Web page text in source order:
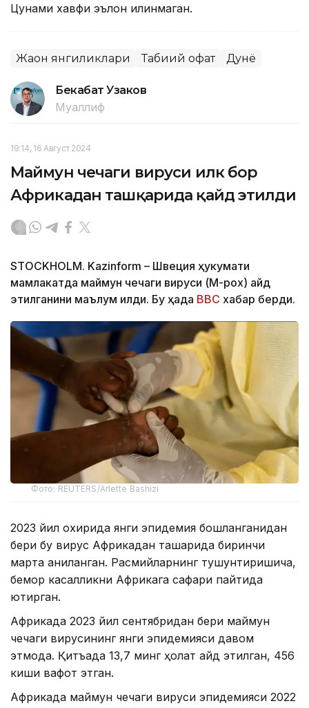
Цунами хавфи эълон қилинмаган.
Жаҳон янгиликлари Табиий офат Дунё
Бекабат Узаков
Муаллиф
19:14, 16 Август 2024
Маймун чечаги вируси илк бор
Африкадан ташқарида қайд этилди
STOCKHOLM. Kazinform – Швеция ҳукумати
мамлакатда маймун чечаги вируси (M-pox) қайд
этилганини маълум қилди. Бу ҳақда BBC хабар берди.
Фото: REUTERS/Arlette Bashizi
2023 йил охирида янги эпидемия бошланганидан
бери бу вирус Африкадан ташқарида биринчи
марта аниқланган. Расмийларнинг тушунтиришича,
бемор касалликни Африкага сафари пайтида
юқтирган.
Африкада 2023 йил сентябридан бери маймун
чечаги вирусининг янги эпидемияси давом
этмоқда. Қитъада 13,7 минг ҳолат қайд этилган, 456
киши вафот этган.
Африкада маймун чечаги вируси эпидемияси 2022